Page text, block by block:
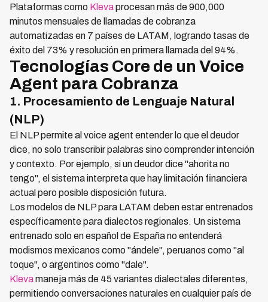
Plataformas como Klevaprocesan más de 900,000
minutos mensuales de llamadas de cobranza
automatizadas en 7 países de LATAM, logrando tasas de
éxito del 73% y resolución en primera llamada del 94%.
Tecnologías Core de un Voice
Agent para Cobranza
1. Procesamiento de Lenguaje Natural
(NLP)
El NLP permite al voice agent entender lo que el deudor
dice, no solo transcribir palabras sino comprender intención
y contexto. Por ejemplo, si un deudor dice "ahorita no
tengo", el sistema interpreta que hay limitación financiera
actual pero posible disposición futura.
Los modelos de NLP para LATAM deben estar entrenados
específicamente para dialectos regionales. Un sistema
entrenado solo en español de España no entenderá
modismos mexicanos como "ándele", peruanos como "al
toque", o argentinos como "dale".
Klevamaneja más de 45 variantes dialectales diferentes,
permitiendo conversaciones naturales en cualquier país de